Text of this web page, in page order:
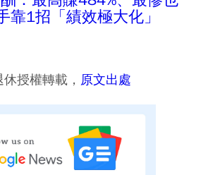
靠1招「績效極大化」
授權轉載， 原文出處